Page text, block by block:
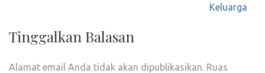
Keluarga
Tinggalkan Balasan
Alamat email Anda tidak akan dipublikasikan. Ruas